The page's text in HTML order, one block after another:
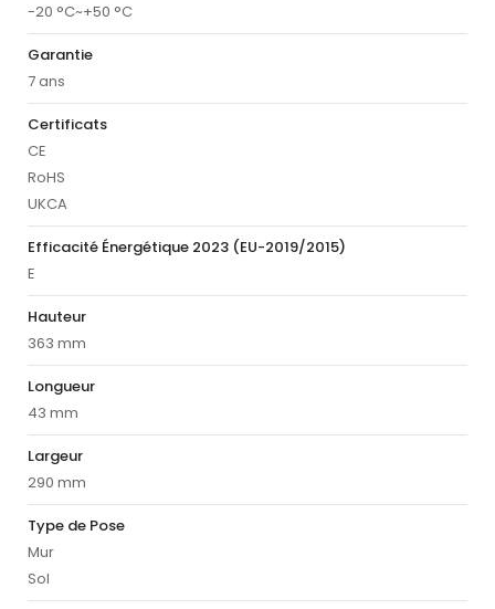
-20 °C~+50 °C
Garantie
7 ans
Certificats
CE
RoHS
UKCA
Efficacité Énergétique 2023 (EU-2019/2015)
E
Hauteur
363 mm
Longueur
43 mm
Largeur
290 mm
Type de Pose
Mur
Sol